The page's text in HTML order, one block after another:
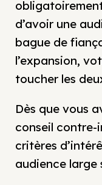
d’avoir une
bague de
l’expansion,
toucher les
Dès que vous
conseil contre-
critères
audience large